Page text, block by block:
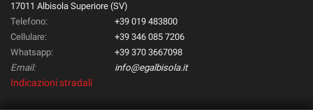
17011 Albisola Superiore (SV)
Telefono:
+39 019 483800
Cellulare:
+39 346 085 7206
Whatsapp:
+39 370 3667098
Email:
info@egalbisola.it
Indicazioni stradali